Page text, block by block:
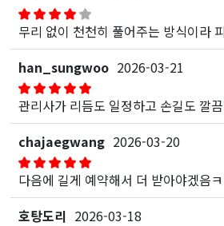
무리 없이 천천히 풀어주는 방식이라
han_sungwoo 2026-03-21
관리사가 리듬도 일정하고 손길도 깔
chajaegwang 2026-03-20
다음에 길게 예약해서 더 받아야겠음
호탕도리 2026-03-18